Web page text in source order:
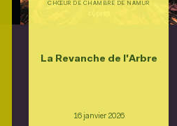
CHŒUR DE CHAMBRE DE NAMUR
La Revanche de l'Arbre
16 janvier 2026